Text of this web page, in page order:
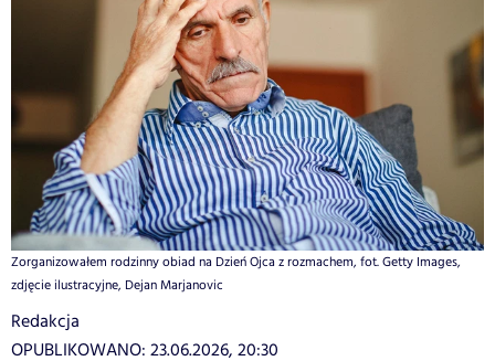
Zorganizowałem rodzinny obiad na Dzień Ojca z rozmachem, fot. Getty Images,
zdjęcie ilustracyjne, Dejan Marjanovic
Redakcja
OPUBLIKOWANO: 23.06.2026, 20:30